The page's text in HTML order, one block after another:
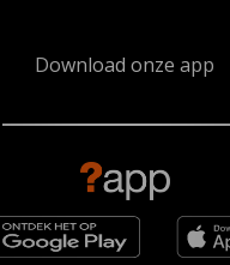
Download onze app